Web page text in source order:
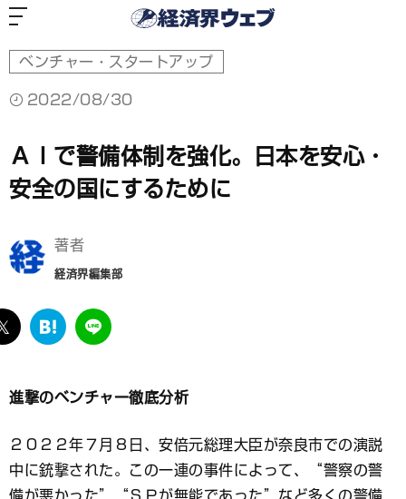
ベンチャー・スタートアップ
2022/08/30
ＡＩで警備体制を強化。日本を安心・
安全の国にするために
著者
経済界編集部
twitter
は
ブ
ッ
マ
ー
ク
LINE
進撃のベンチャー徹底分析
２０２２年７月８日、安倍元総理大臣が奈良市での演説
中に銃撃された。この一連の事件によって、“警察の警
備が悪かった”“ＳＰが無能であった”など多くの警備